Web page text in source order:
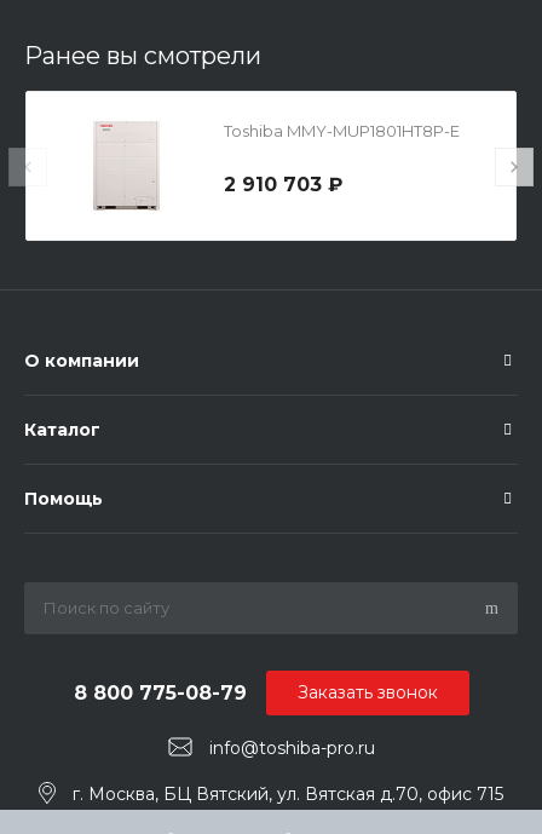
Ранее вы смотрели
Toshiba MMY-MUP1801HT8P-E
2 910 703 ₽
О компании
Каталог
Помощь
8 800 775-08-79
info@toshiba-pro.ru
Заказать звонок
г. Москва, БЦ Вятский, ул. Вятская д.70, офис 715